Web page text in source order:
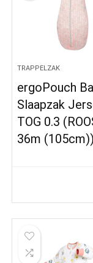
TRAPPELZAK
ergoPouch
Slaapzak
TOG 0.3
36m (105cm))